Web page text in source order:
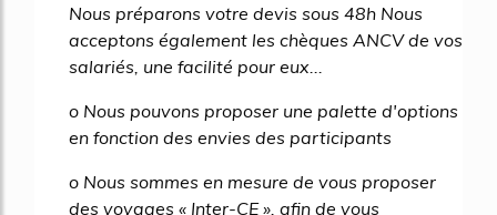
Nous préparons votre devis sous 48h Nous
acceptons également les chèques ANCV de vos
salariés, une facilité pour eux...
o Nous pouvons proposer une palette d'options
en fonction des envies des participants
o Nous sommes en mesure de vous proposer
des voyages « Inter-CE », afin de vous